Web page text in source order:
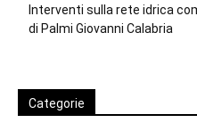
Interventi sulla rete idrica
di Palmi Giovanni Calabria
Categorie